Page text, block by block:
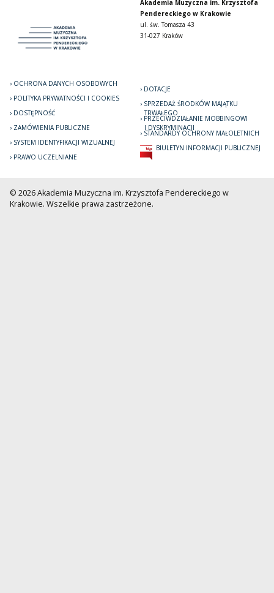
Akademia Muzyczna im. Krzysztofa
Pendereckiego w Krakowie
ul. św. Tomasza 43
31-027 Kraków
OCHRONA DANYCH OSOBOWYCH
POLITYKA PRYWATNOŚCI I COOKIES
DOSTĘPNOŚĆ
ZAMÓWIENIA PUBLICZNE
SYSTEM IDENTYFIKACJI WIZUALNEJ
PRAWO UCZELNIANE
DOTACJE
SPRZEDAŻ ŚRODKÓW MAJĄTKU
TRWAŁEGO
PRZECIWDZIAŁANIE MOBBINGOWI
I DYSKRYMINACJI
STANDARDY OCHRONY MAŁOLETNICH
BIULETYN INFORMACJI PUBLICZNEJ
© 2026 Akademia Muzyczna im. Krzysztofa Pendereckiego w
Krakowie. Wszelkie prawa zastrzeżone.